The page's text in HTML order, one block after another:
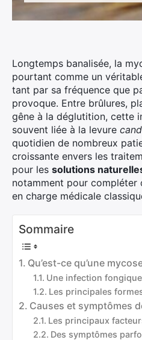
Longtemps banalisée, la
pourtant comme un
tant par sa fréquence que
provoque. Entre brûlures,
gêne à la déglutition, cette
souvent liée à la levure
quotidien de nombreux
croissante envers les
pour les solutions
notamment pour compléter
en charge médicale
Sommaire
Qu’est-ce qu’une
Une infection
Les principales
Causes et symptômes
Les principaux
Des symptômes